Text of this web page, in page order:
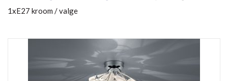
1xE27 kroom / valge